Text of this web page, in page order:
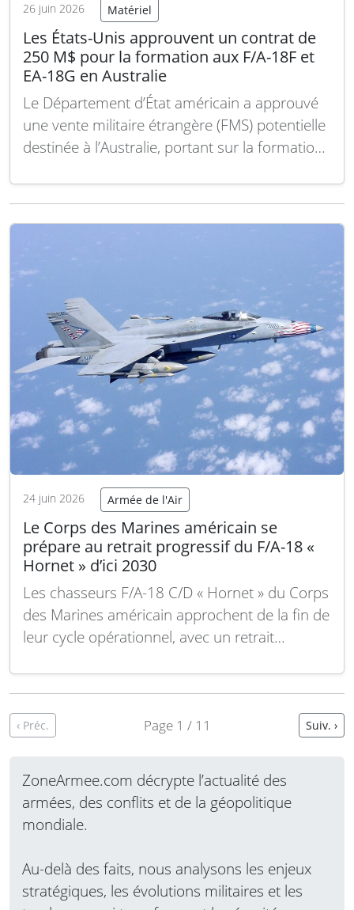
26 juin 2026 Matériel
Les États-Unis approuvent un contrat de
250 M$ pour la formation aux F/A-18F et
EA-18G en Australie
Le Département d’État américain a approuvé
une vente militaire étrangère (FMS) potentielle
destinée à l’Australie, portant sur la formation
Growler ainsi que sur le soutien associé. Ce
considéré comme non…
24 juin 2026 Armée de l'Air
Le Corps des Marines américain se
prépare au retrait progressif du F/A-18 «
Hornet » d’ici 2030
Les chasseurs F/A-18 C/D « Hornet » du Corps
des Marines américain approchent de la fin de
leur cycle opérationnel, avec un retrait
seules trois escadrilles sont encore actives, la
engagée. Ce changement impacte non
‹ Préc. Page 1 / 11 Suiv. ›
ZoneArmee.com décrypte l’actualité des
armées, des conflits et de la géopolitique
mondiale.
Au-delà des faits, nous analysons les enjeux
stratégiques, les évolutions militaires et les